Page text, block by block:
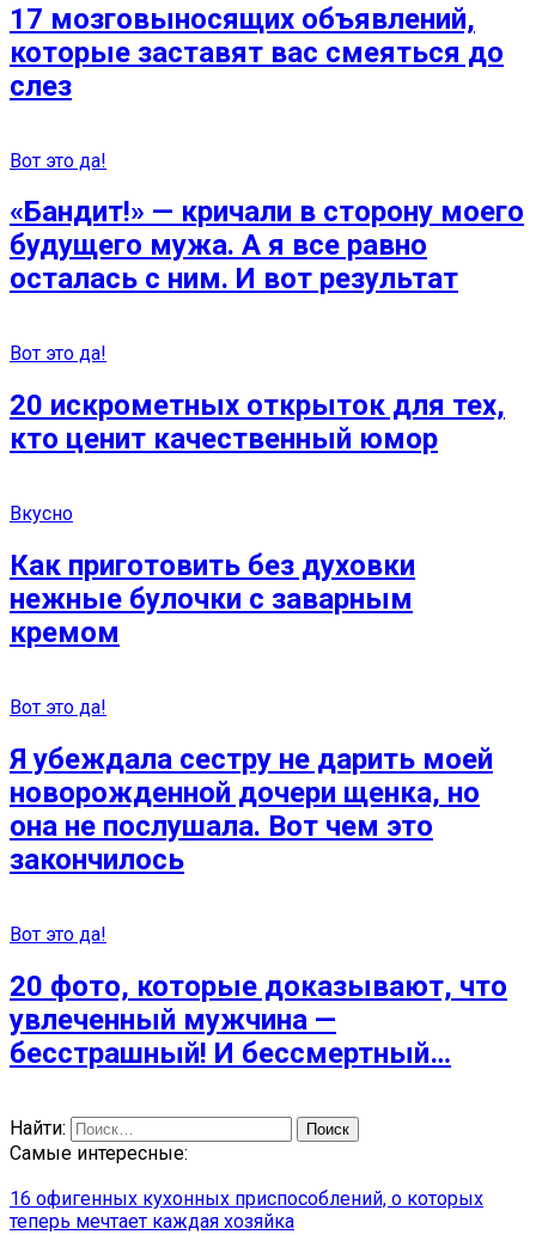
17 мозговыносящих объявлений,
которые заставят вас смеяться до
слез
Вот это да!
«Бандит!» — кричали в сторону моего
будущего мужа. А я все равно
осталась с ним. И вот результат
Вот это да!
20 искрометных открыток для тех,
кто ценит качественный юмор
Вкусно
Как приготовить без духовки
нежные булочки с заварным
кремом
Вот это да!
Я убеждала сестру не дарить моей
новорожденной дочери щенка, но
она не послушала. Вот чем это
закончилось
Вот это да!
20 фото, которые доказывают, что
увлеченный мужчина —
бесстрашный! И бессмертный…
Найти:
Самые интересные:
16 офигенных кухонных приспособлений, о которых
теперь мечтает каждая хозяйка